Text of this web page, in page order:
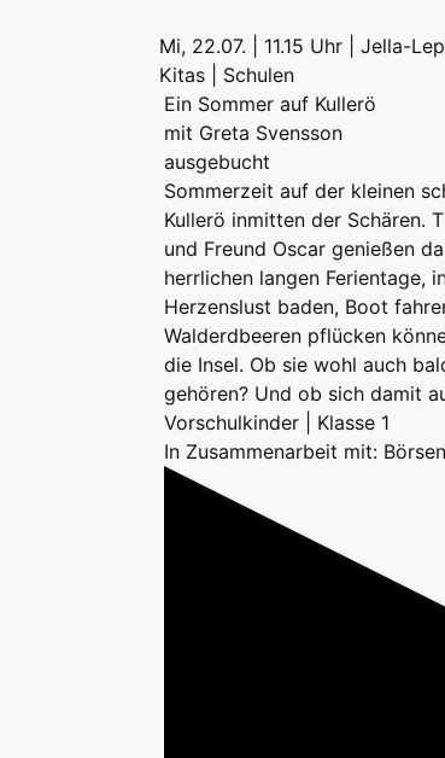
Mi, 22.07. | 11.15 Uhr | Jella-
Kitas | Schulen
Ein Sommer auf Kullerö
mit Greta Svensson
ausgebucht
Sommerzeit auf der kleinen
Kullerö inmitten der Schären.
und Freund Oscar genießen
herrlichen langen Ferientage,
Herzenslust baden, Boot
Walderdbeeren pflücken
die Insel. Ob sie wohl auch
gehören? Und ob sich damit
Vorschulkinder | Klasse 1
In Zusammenarbeit mit: